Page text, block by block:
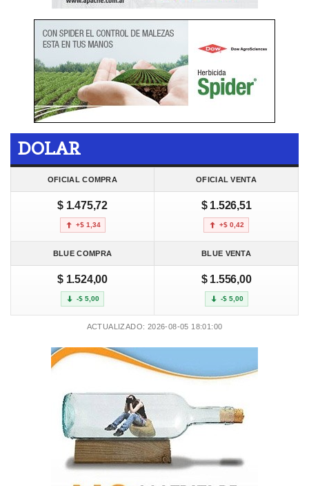
DOLAR
OFICIAL COMPRA OFICIAL VENTA
$ 1.475,72
+$ 1,34
$ 1.526,51
+$ 0,42
BLUE COMPRA BLUE VENTA
$ 1.524,00
-$ 5,00
$ 1.556,00
-$ 5,00
ACTUALIZADO: 2026-08-05 18:01:00